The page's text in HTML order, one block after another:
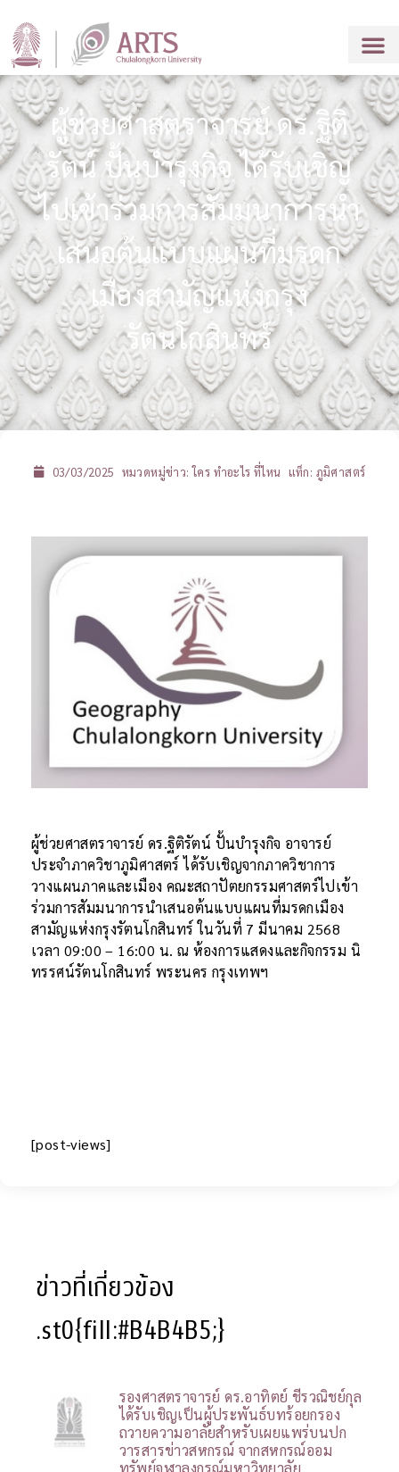
ผู้ช่วยศาสตราจารย์ ดร.ฐิติ
รัตน์ ปั้นบำรุงกิจ ได้รับเชิญ
ไปเข้าร่วมการสัมมนาการนำ
เสนอต้นแบบแผนที่มรดก
เมืองสามัญแห่งกรุง
รัตนโกสินทร์
03/03/2025 หมวดหมู่ข่าว:ใคร ทำอะไร ที่ไหน แท็ก: ภูมิศาสตร์
ผู้ช่วยศาสตราจารย์ ดร.ฐิติรัตน์ ปั้นบำรุงกิจ อาจารย์
ประจำภาควิชาภูมิศาสตร์ ได้รับเชิญจากภาควิชาการ
วางแผนภาคและเมือง คณะสถาปัตยกรรมศาสตร์ไปเข้า
ร่วมการสัมมนาการนำเสนอต้นแบบแผนที่มรดกเมือง
สามัญแห่งกรุงรัตนโกสินทร์ ในวันที่ 7 มีนาคม 2568
เวลา 09:00 – 16:00 น. ณ ห้องการแสดงและกิจกรรม นิ
ทรรศน์รัตนโกสินทร์ พระนคร กรุงเทพฯ
[post-views]
ข่าวที่เกี่ยวข้อง
.st0{fill:#B4B4B5;}
รองศาสตราจารย์ ดร.อาทิตย์ ชีรวณิชย์กุล
ได้รับเชิญเป็นผู้ประพันธ์บทร้อยกรอง
ถวายความอาลัยสำหรับเผยแพร่บนปก
วารสารข่าวสหกรณ์ จากสหกรณ์ออม
ทรัพย์จุฬาลงกรณ์มหาวิทยาลัย